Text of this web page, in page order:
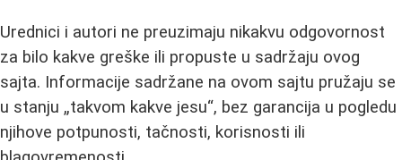
Urednici i autori ne preuzimaju nikakvu odgovornost
za bilo kakve greške ili propuste u sadržaju ovog
sajta. Informacije sadržane na ovom sajtu pružaju se
u stanju „takvom kakve jesu“, bez garancija u pogledu
njihove potpunosti, tačnosti, korisnosti ili